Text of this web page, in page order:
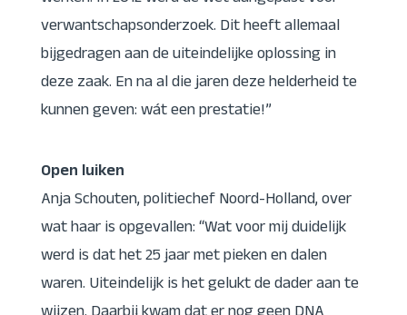
verwantschapsonderzoek. Dit heeft allemaal
bijgedragen aan de uiteindelijke oplossing in
deze zaak. En na al die jaren deze helderheid te
kunnen geven: wát een prestatie!”
Open luiken
Anja Schouten, politiechef Noord-Holland, over
wat haar is opgevallen: “Wat voor mij duidelijk
werd is dat het 25 jaar met pieken en dalen
waren. Uiteindelijk is het gelukt de dader aan te